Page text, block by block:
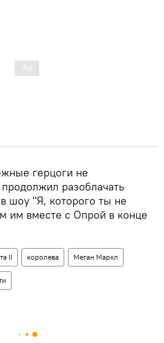
герцоги не
разоблачать
шоу "Я, которого ты не
им вместе с Опрой в конце
II королева Меган Маркл